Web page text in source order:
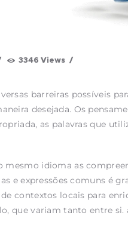
3346 Views
barreiras possíveis
desejada. Os
as palavras que
idioma as
e expressões comuns é
contextos locais para
que variam tanto entre